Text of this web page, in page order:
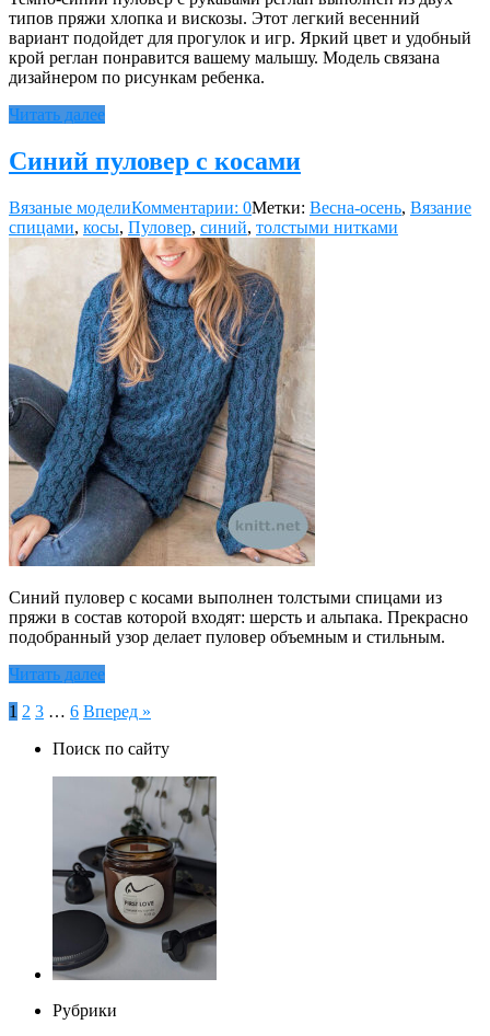
типов пряжи хлопка и вискозы. Этот легкий весенний
вариант подойдет для прогулок и игр. Яркий цвет и удобный
крой реглан понравится вашему малышу. Модель связана
дизайнером по рисункам ребенка.
Читать далее
Синий пуловер с косами
Вязаные моделиКомментарии: 0Метки: Весна-осень, Вязание
спицами, косы, Пуловер, синий, толстыми нитками
Синий пуловер с косами выполнен толстыми спицами из
пряжи в состав которой входят: шерсть и альпака. Прекрасно
подобранный узор делает пуловер объемным и стильным.
Читать далее
Пагинация
записей
1 2 3 … 6 Вперед »
Поиск по сайту
Рубрики